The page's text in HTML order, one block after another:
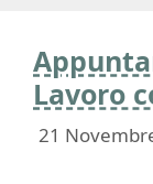
Lavoro
21